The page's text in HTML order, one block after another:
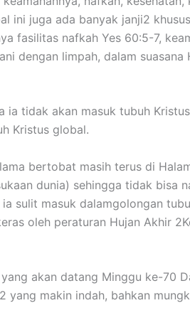
ini juga ada banyak janji2
fasilitas nafkah Yes 60:5-7,
dengan limpah, dalam suasana
tidak akan masuk tubuh
Kristus global.
bertobat masih terus di
dunia) sehingga tidak bisa
sulit masuk dalamgolongan
oleh peraturan Hujan Akhir
akan datang Minggu ke-70
makin indah, bahkan